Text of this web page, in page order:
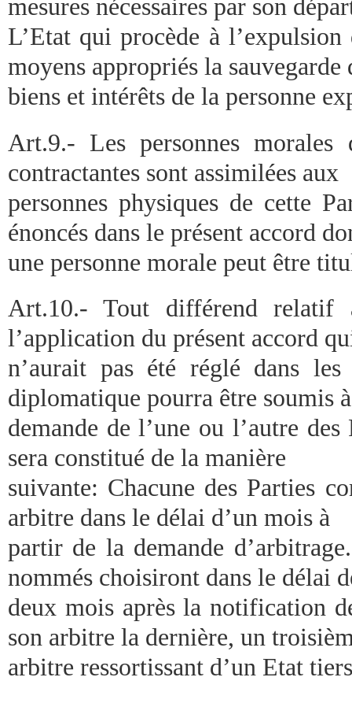
mesures nécessaires par son
L’Etat qui procède à
moyens appropriés la sauvegarde
biens et intérêts de la personne
Art.9.- Les personnes morales
contractantes sont assimilées aux
personnes physiques de cette
énoncés dans le présent accord
une personne morale peut être
Art.10.- Tout différend relatif
l’application du présent accord
n’aurait pas été réglé dans
diplomatique pourra être soumis
demande de l’une ou l’autre
sera constitué de la manière
suivante: Chacune des Parties
arbitre dans le délai d’un mois à
partir de la demande
nommés choisiront dans le délai
deux mois après la notification
son arbitre la dernière, un
arbitre ressortissant d’un Etat